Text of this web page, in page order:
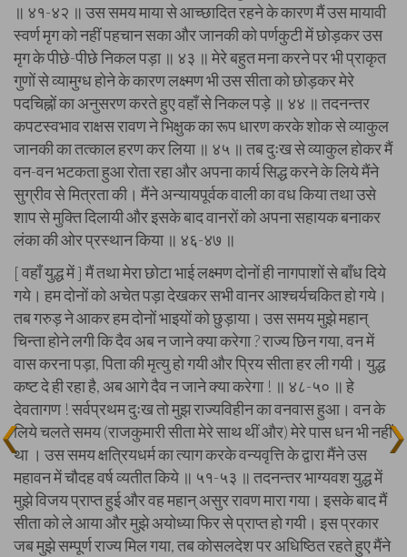
॥ ४१-४२ ॥ उस समय माया से आच्छादित रहने के कारण मैं उस मायावी
स्वर्ण मृग को नहीं पहचान सका और जानकी को पर्णकुटी में छोड़कर उस
मृग के पीछे-पीछे निकल पड़ा ॥ ४३ ॥ मेरे बहुत मना करने पर भी प्राकृत
गुणों से व्यामुग्ध होने के कारण लक्ष्मण भी उस सीता को छोड़कर मेरे
पदचिह्नों का अनुसरण करते हुए वहाँ से निकल पड़े ॥ ४४ ॥ तदनन्तर
कपटस्वभाव राक्षस रावण ने भिक्षुक का रूप धारण करके शोक से व्याकुल
जानकी का तत्काल हरण कर लिया ॥ ४५ ॥ तब दुःख से व्याकुल होकर मैं
वन-वन भटकता हुआ रोता रहा और अपना कार्य सिद्ध करने के लिये मैंने
सुग्रीव से मित्रता की। मैंने अन्यायपूर्वक वाली का वध किया तथा उसे
शाप से मुक्ति दिलायी और इसके बाद वानरों को अपना सहायक बनाकर
लंका की ओर प्रस्थान किया ॥ ४६-४७ ॥
[ वहाँ युद्ध में ] मैं तथा मेरा छोटा भाई लक्ष्मण दोनों ही नागपाशों से बाँध दिये
गये। हम दोनों को अचेत पड़ा देखकर सभी वानर आश्चर्यचकित हो गये।
तब गरुड़ ने आकर हम दोनों भाइयों को छुड़ाया। उस समय मुझे महान्
चिन्ता होने लगी कि दैव अब न जाने क्या करेगा ? राज्य छिन गया, वन में
वास करना पड़ा, पिता की मृत्यु हो गयी और प्रिय सीता हर ली गयी। युद्ध
कष्ट दे ही रहा है, अब आगे दैव न जाने क्या करेगा ! ॥ ४८-५० ॥ हे
देवतागण ! सर्वप्रथम दुःख तो मुझ राज्यविहीन का वनवास हुआ। वन के
लिये चलते समय (राजकुमारी सीता मेरे साथ थीं और) मेरे पास धन भी नहीं
था । उस समय क्षत्रियधर्म का त्याग करके वन्यवृत्ति के द्वारा मैंने उस
महावन में चौदह वर्ष व्यतीत किये ॥ ५१-५३ ॥ तदनन्तर भाग्यवश युद्ध में
मुझे विजय प्राप्त हुई और वह महान् असुर रावण मारा गया। इसके बाद मैं
सीता को ले आया और मुझे अयोध्या फिर से प्राप्त हो गयी। इस प्रकार
जब मुझे सम्पूर्ण राज्य मिल गया, तब कोसलदेश पर अधिष्ठित रहते हुए मैंने